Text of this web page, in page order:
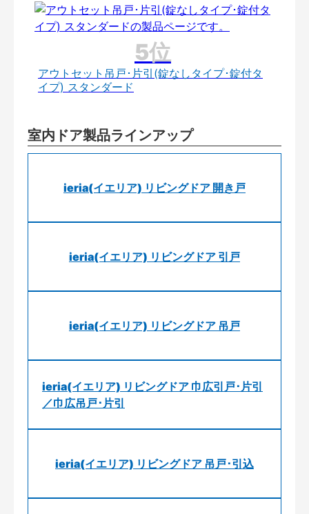
アウトセット吊戸･片引(錠なしタイプ･錠付タ
イプ) スタンダード
室内ドア製品ラインアップ
ieria(イエリア) リビングドア 開き戸
ieria(イエリア) リビングドア 引戸
ieria(イエリア) リビングドア 吊戸
ieria(イエリア) リビングドア 巾広引戸･片引
／巾広吊戸･片引
ieria(イエリア) リビングドア 吊戸･引込